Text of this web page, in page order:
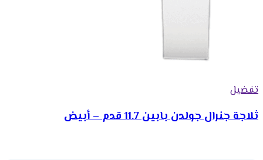
تفضيل
ثلاجة جنرال جولدن بابين 11.7 قدم – أبيض